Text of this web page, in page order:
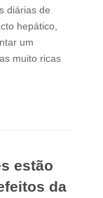
diárias de
hepático,
um
muito ricas
estão
da